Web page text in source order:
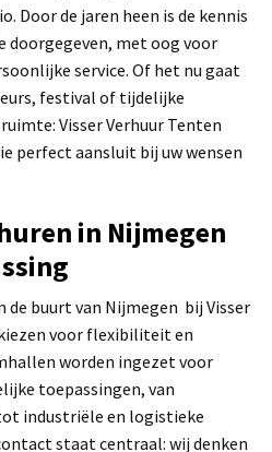
Door de jaren heen is de kennis
doorgegeven, met oog voor
service. Of het nu gaat
festival of tijdelijke
Visser Verhuur Tenten
perfect aansluit bij uw wensen
in Nijmegen
de buurt van Nijmegen bij Visser
voor flexibiliteit en
worden ingezet voor
toepassingen, van
industriële en logistieke
staat centraal: wij denken